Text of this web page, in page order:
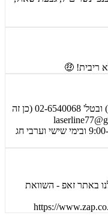
אנחנו זמינים בוואטצאפ (What'sApp) ובטל' 02-6540068 (כן זה
בשעות הפעילות שלנו: א' - ה': 9:00-19:00 ובימי שישי וערבי חג
באתר זאפ - השוואת
https://